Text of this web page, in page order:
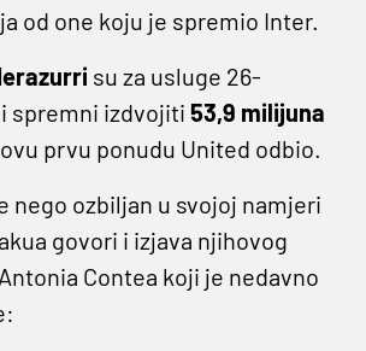
od one koju je spremio Inter.
su za usluge 26-
spremni izdvojiti 53,9 milijuna
prvu ponudu United odbio.
nego ozbiljan u svojoj namjeri
govori i izjava njihovog
Contea koji je nedavno